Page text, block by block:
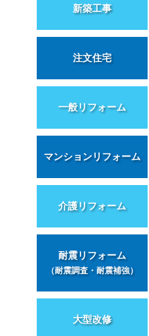
新築工事
注文住宅
一般リフォーム
マンションリフォーム
介護リフォーム
耐震リフォーム
（耐震調査・耐震補強）
大型改修